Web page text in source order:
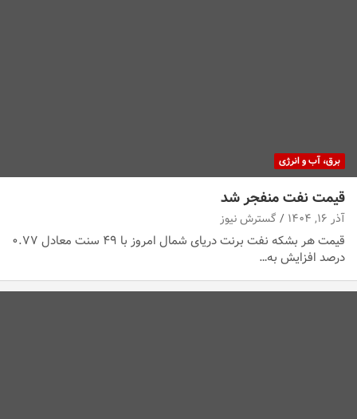
برق، آب و انرژی
قیمت نفت منفجر شد
آذر ۱۶, ۱۴۰۴ گسترش نیوز
قیمت هر بشکه نفت برنت دریای شمال امروز با ۴۹ سنت معادل ۰.۷۷
درصد افزایش به…